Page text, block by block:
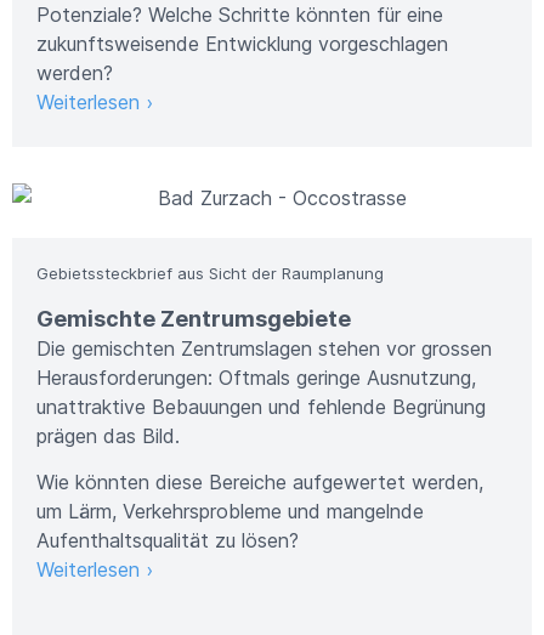
Potenziale? Welche Schritte könnten für eine
zukunftsweisende Entwicklung vorgeschlagen
werden?
Weiterlesen ›
Gebietssteckbrief aus Sicht der Raumplanung
Gemischte Zentrumsgebiete
Die gemischten Zentrumslagen stehen vor grossen
Herausforderungen: Oftmals geringe Ausnutzung,
unattraktive Bebauungen und fehlende Begrünung
prägen das Bild.
Wie könnten diese Bereiche aufgewertet werden,
um Lärm, Verkehrsprobleme und mangelnde
Aufenthaltsqualität zu lösen?
Weiterlesen ›